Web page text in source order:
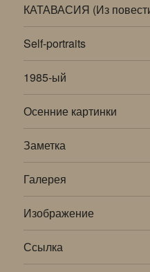
КАТАВАСИЯ (Из
Self-portraits
1985-ый
Осенние картинки
Заметка
Галерея
Изображение
Ссылка